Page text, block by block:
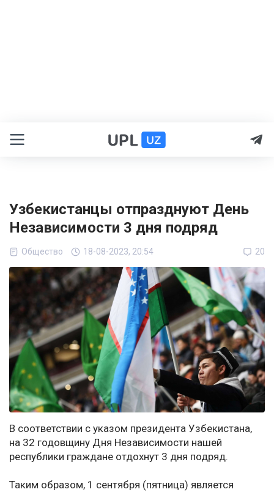
Узбекистанцы отпразднуют День
Независимости 3 дня подряд
Общество 18-08-2023, 20:54 20
В соответствии с указом президента Узбекистана,
на 32 годовщину Дня Независимости нашей
республики граждане отдохнут 3 дня подряд.
Таким образом, 1 сентября (пятница) является